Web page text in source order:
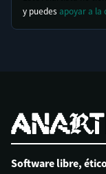
y puedes apoyar a la
Software libre,